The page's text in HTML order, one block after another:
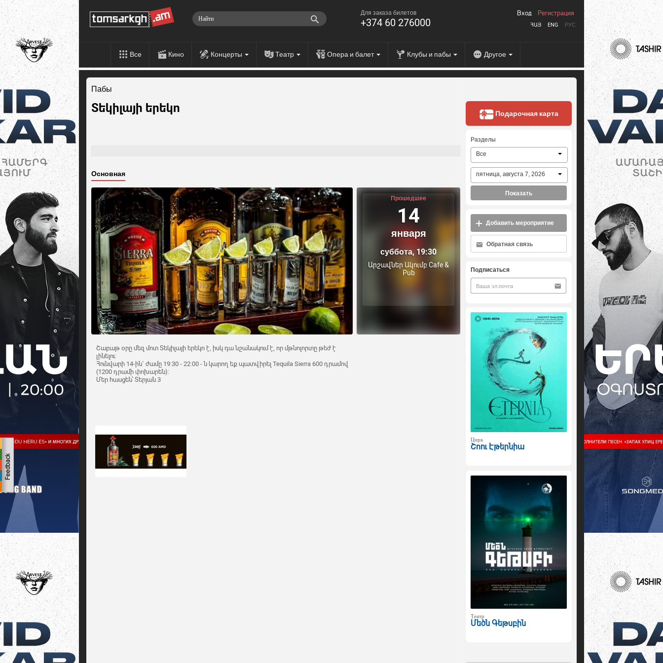
Для заказа билетов
+374 60 276000 ՀԱՅ ENG РУС
Вход Регистрация
Все Кино Концерты Театр Опера и балет Клубы и пабы Другое
Пабы
Տեկիլայի երեկո
Основная
Прошедшее
14
января
суббота, 19:30
Արշավներ Ակումբ Cafe &
Pub
Շաբաթ օրը մեզ մոտ Տեկիլայի երեկո է, իսկ դա նշանակում է, որ մթնոլորտը թեժ է
լինելու:
Հունվարի 14-ին` ժամը 19:30 - 22:00 - ն կարող եք պատվիրել Tequila Sierra 600 դրամով
(1200 դրամի փոխարեն):
Մեր հասցեն՝ Տերյան 3
Подарочная карта
Разделы
Все
пятница, августа 7, 2026
Показать
Добавить мероприятие
Обратная связь
Подписаться
Цирк
Շոու Էթերնիա
Театр
Մեծն Գեթսբին